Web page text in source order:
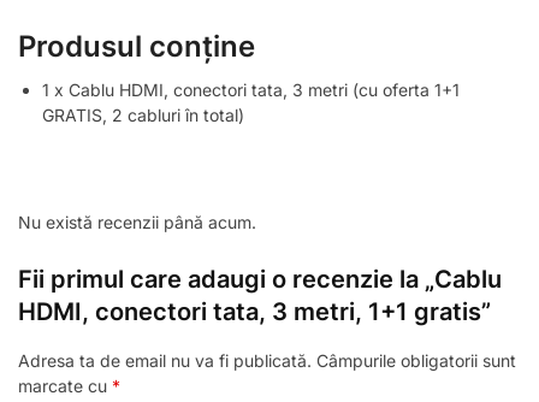
Produsul conține
1 x Cablu HDMI, conectori tata, 3 metri (cu oferta 1+1
GRATIS, 2 cabluri în total)
Nu există recenzii până acum.
Fii primul care adaugi o recenzie la „Cablu
HDMI, conectori tata, 3 metri, 1+1 gratis”
Adresa ta de email nu va fi publicată. Câmpurile obligatorii sunt
marcate cu *